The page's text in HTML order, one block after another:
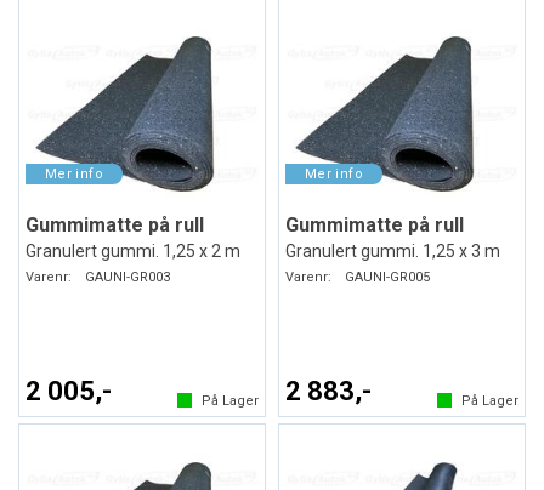
Gummimatte på rull
Granulert gummi. 1,25 x 2 m
Varenr: GAUNI-GR003
2 005,- På Lager
Gummimatte på rull
Granulert gummi. 1,25 x 3 m
Varenr: GAUNI-GR005
2 883,- På Lager